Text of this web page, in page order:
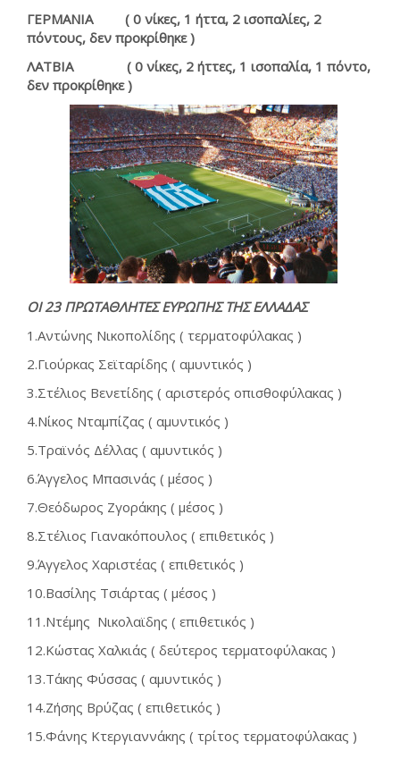
ΓΕΡΜΑΝΙΑ ( 0 νίκες, 1 ήττα, 2 ισοπαλίες, 2
πόντους, δεν προκρίθηκε )
ΛΑΤΒΙΑ ( 0 νίκες, 2 ήττες, 1 ισοπαλία, 1 πόντο,
δεν προκρίθηκε )
ΟΙ 23 ΠΡΩΤΑΘΛΗΤΕΣ ΕΥΡΩΠΗΣ ΤΗΣ ΕΛΛΑΔΑΣ
1.Αντώνης Νικοπολίδης ( τερματοφύλακας )
2.Γιούρκας Σεϊταρίδης ( αμυντικός )
3.Στέλιος Βενετίδης ( αριστερός οπισθοφύλακας )
4.Νίκος Νταμπίζας ( αμυντικός )
5.Τραϊνός Δέλλας ( αμυντικός )
6.Άγγελος Μπασινάς ( μέσος )
7.Θεόδωρος Ζγοράκης ( μέσος )
8.Στέλιος Γιανακόπουλος ( επιθετικός )
9.Άγγελος Χαριστέας ( επιθετικός )
10.Βασίλης Τσιάρτας ( μέσος )
11.Ντέμης Νικολαϊδης ( επιθετικός )
12.Κώστας Χαλκιάς ( δεύτερος τερματοφύλακας )
13.Τάκης Φύσσας ( αμυντικός )
14.Ζήσης Βρύζας ( επιθετικός )
15.Φάνης Κτεργιαννάκης ( τρίτος τερματοφύλακας )